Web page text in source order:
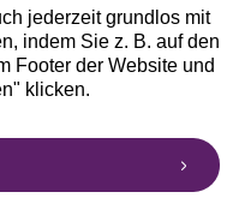
jederzeit grundlos mit
indem Sie z. B. auf den
Footer der Website und
klicken.